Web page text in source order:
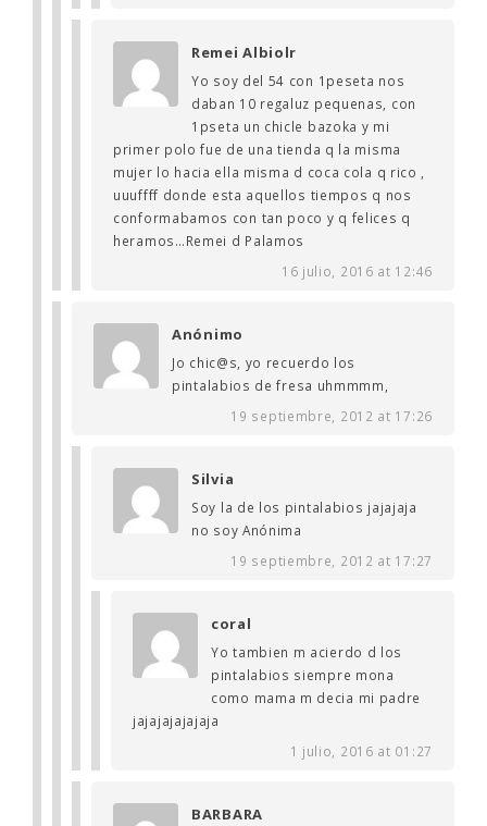
Remei Albiolr
Yo soy del 54 con 1peseta nos
daban 10 regaluz pequenas, con
1pseta un chicle bazoka y mi
primer polo fue de una tienda q la misma
mujer lo hacia ella misma d coca cola q rico ,
uuuffff donde esta aquellos tiempos q nos
conformabamos con tan poco y q felices q
heramos…Remei d Palamos
16 julio, 2016 at 12:46
Anónimo
Jo chic@s, yo recuerdo los
pintalabios de fresa uhmmmm,
19 septiembre, 2012 at 17:26
Silvia
Soy la de los pintalabios jajajaja
no soy Anónima
19 septiembre, 2012 at 17:27
coral
Yo tambien m acierdo d los
pintalabios siempre mona
como mama m decia mi padre
jajajajajajaja
1 julio, 2016 at 01:27
BARBARA